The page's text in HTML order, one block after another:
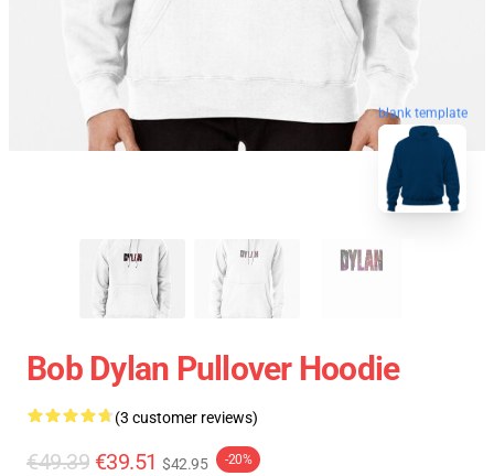
blank template
Bob Dylan Pullover Hoodie
(3 customer reviews)
€49.39 €39.51 $42.95 -20%